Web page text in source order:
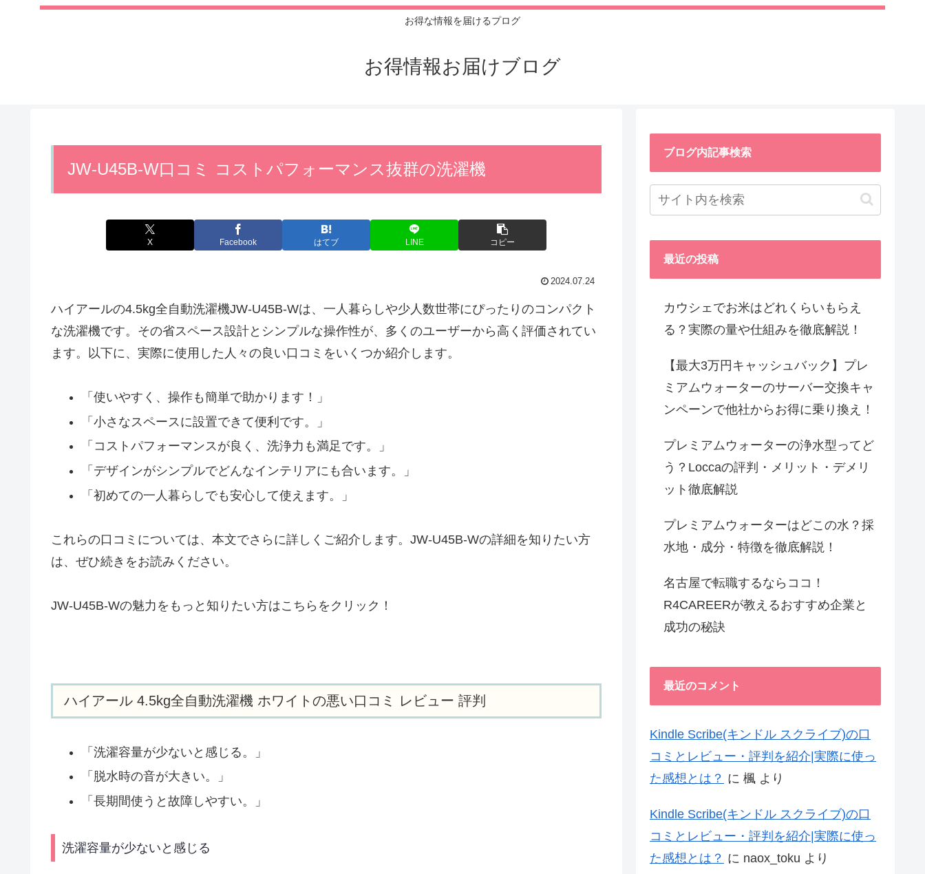
お得な情報を届けるプログ
お得情報お届けブログ
JW-U45B-W口コミ コストパフォーマンス抜群の洗濯機
X Facebook はてブ LINE コピー
2024.07.24
ハイアールの4.5kg全自動洗濯機JW-U45B-Wは、一人暮らしや少人数世帯にぴったりのコンパクト
な洗濯機です。その省スペース設計とシンプルな操作性が、多くのユーザーから高く評価されてい
ます。以下に、実際に使用した人々の良い口コミをいくつか紹介します。
「使いやすく、操作も簡単で助かります！」
「小さなスペースに設置できて便利です。」
「コストパフォーマンスが良く、洗浄力も満足です。」
「デザインがシンプルでどんなインテリアにも合います。」
「初めての一人暮らしでも安心して使えます。」
これらの口コミについては、本文でさらに詳しくご紹介します。JW-U45B-Wの詳細を知りたい方
は、ぜひ続きをお読みください。
JW-U45B-Wの魅力をもっと知りたい方はこちらをクリック！
ハイアール 4.5kg全自動洗濯機 ホワイトの悪い口コミ レビュー 評判
「洗濯容量が少ないと感じる。」
「脱水時の音が大きい。」
「長期間使うと故障しやすい。」
洗濯容量が少ないと感じる
ブログ内記事検索
最近の投稿
カウシェでお米はどれくらいもらえ
る？実際の量や仕組みを徹底解説！
【最大3万円キャッシュバック】プレ
ミアムウォーターのサーバー交換キャ
ンペーンで他社からお得に乗り換え！
プレミアムウォーターの浄水型ってど
う？Loccaの評判・メリット・デメリ
ット徹底解説
プレミアムウォーターはどこの水？採
水地・成分・特徴を徹底解説！
名古屋で転職するならココ！
R4CAREERが教えるおすすめ企業と
成功の秘訣
最近のコメント
Kindle Scribe(キンドル スクライブ)の口
コミとレビュー・評判を紹介|実際に使っ
た感想とは？ に 楓 より
Kindle Scribe(キンドル スクライブ)の口
コミとレビュー・評判を紹介|実際に使っ
た感想とは？ に naox_toku より